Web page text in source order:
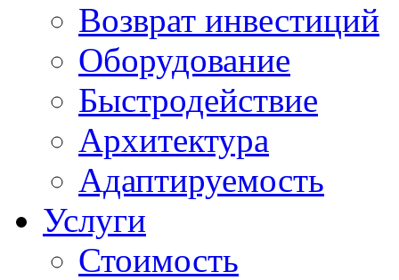
Возврат инвестиций
Оборудование
Быстродействие
Архитектура
Адаптируемость
Услуги
Стоимость